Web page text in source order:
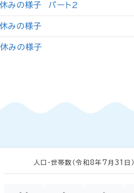
みの様子 パート2
みの様子
みの様子
人口・世帯数 （令和8年7月31日）